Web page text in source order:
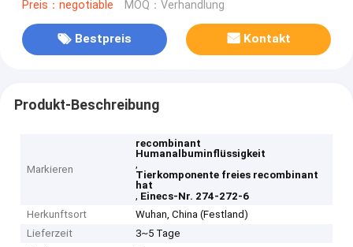
Preis：negotiable MOQ：Verhandlung
Bestpreis Kontakt
Produkt-Beschreibung
Markieren
recombinant
Humanalbuminflüssigkeit
,
Tierkomponente freies recombinant
hat
, Einecs-Nr. 274-272-6
Herkunftsort
Wuhan, China (Festland)
Lieferzeit
3~5 Tage